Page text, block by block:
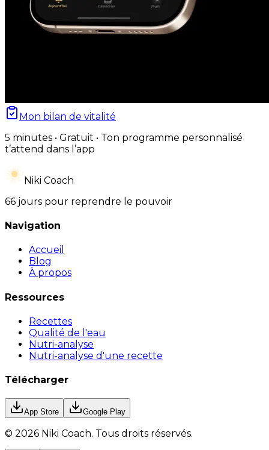
Mon bilan de vitalité
5 minutes • Gratuit • Ton programme personnalisé
t’attend dans l’app
Niki Coach
66 jours pour reprendre le pouvoir
Navigation
Accueil
Blog
À propos
Ressources
Recettes
Qualité de l'eau
Nutri-analyse
Nutri-analyse d'une recette
Télécharger
App Store Google Play
© 2026 Niki Coach. Tous droits réservés.